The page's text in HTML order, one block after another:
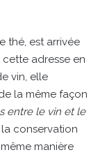
thé, est arrivée
cette adresse en
vin, elle
la même façon
entre le vin et le
conservation
manière